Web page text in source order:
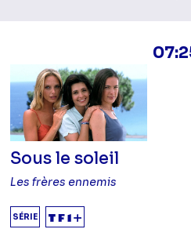
Sous le soleil
Les frères ennemis
SÉRIE